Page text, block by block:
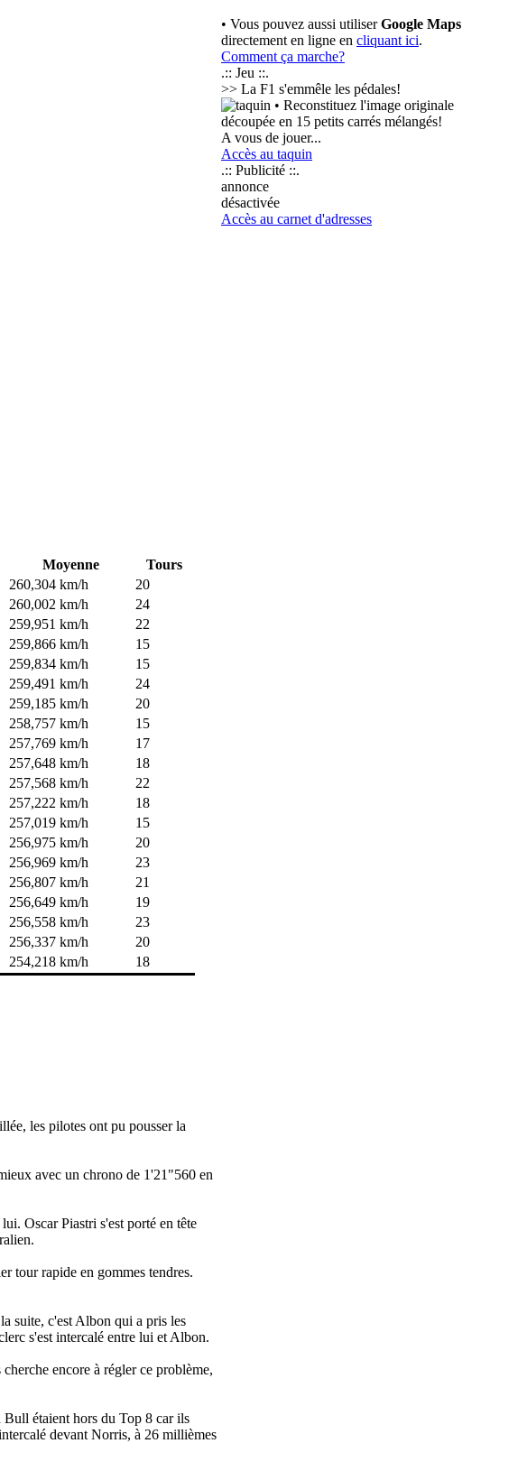
Moyenne
Tours
260,304 km/h
20
260,002 km/h
24
259,951 km/h
22
259,866 km/h
15
259,834 km/h
15
259,491 km/h
24
259,185 km/h
20
258,757 km/h
15
257,769 km/h
17
257,648 km/h
18
257,568 km/h
22
257,222 km/h
18
257,019 km/h
15
256,975 km/h
20
256,969 km/h
23
256,807 km/h
21
256,649 km/h
19
256,558 km/h
23
256,337 km/h
20
254,218 km/h 18
les pilotes ont pu pousser la
avec un chrono de 1'21"560 en
Oscar Piastri s'est porté en tête
tour rapide en gommes tendres.
suite, c'est Albon qui a pris les
s'est intercalé entre lui et Albon.
encore à régler ce problème,
Bull étaient hors du Top 8 car ils
devant Norris, à 26 millièmes
• Vous pouvez aussi utiliserGoogle Maps
directement en ligne en cliquant ici.
Comment ça marche?
.:: Jeu ::.
>> La F1 s'emmêle les pédales!
• Reconstituez l'image originale
découpée en 15 petits carrés mélangés!
A vous de jouer...
Accès au taquin
.:: Publicité ::.
annonce
désactivée
Accès au carnet d'adresses